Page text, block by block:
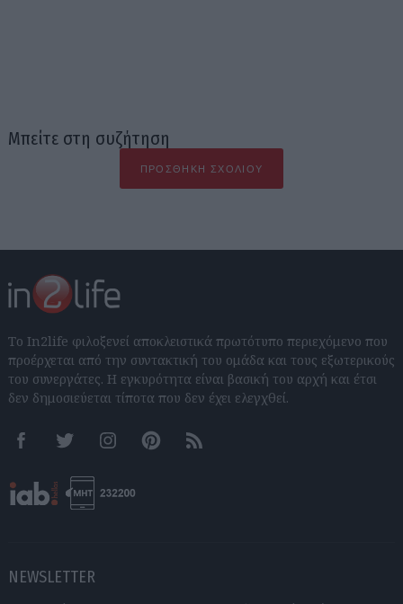
Μπείτε στη συζήτηση
ΠΡΟΣΘΉΚΗ ΣΧΟΛΊΟΥ
Το In2life φιλοξενεί αποκλειστικά πρωτότυπο περιεχόμενο που
προέρχεται από την συντακτική του ομάδα και τους εξωτερικούς
του συνεργάτες. Η εγκυρότητα είναι βασική του αρχή και έτσι
δεν δημοσιεύεται τίποτα που δεν έχει ελεγχθεί.
FacebookTwitter InstagramPinterestRSS feeds
NEWSLETTER